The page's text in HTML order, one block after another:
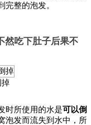
整的泡发。
然吃下肚子后果不
掉
时所使用的水是可以倒
泡发而流失到水中，所